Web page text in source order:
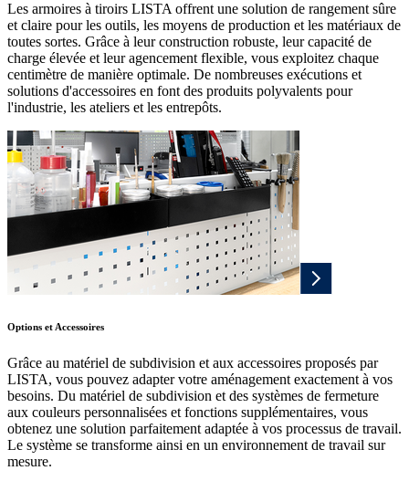
Les armoires à tiroirs LISTA offrent une solution de rangement sûre
et claire pour les outils, les moyens de production et les matériaux de
toutes sortes. Grâce à leur construction robuste, leur capacité de
charge élevée et leur agencement flexible, vous exploitez chaque
centimètre de manière optimale. De nombreuses exécutions et
solutions d'accessoires en font des produits polyvalents pour
l'industrie, les ateliers et les entrepôts.
Options et Accessoires
Grâce au matériel de subdivision et aux accessoires proposés par
LISTA, vous pouvez adapter votre aménagement exactement à vos
besoins. Du matériel de subdivision et des systèmes de fermeture
aux couleurs personnalisées et fonctions supplémentaires, vous
obtenez une solution parfaitement adaptée à vos processus de travail.
Le système se transforme ainsi en un environnement de travail sur
mesure.